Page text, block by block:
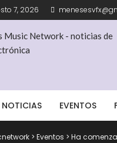
7, 2026
NOTICIAS EVENTOS
> Eventos > Ha